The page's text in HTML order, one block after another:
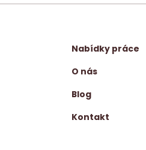
Nabídky práce
O nás
Blog
Kontakt